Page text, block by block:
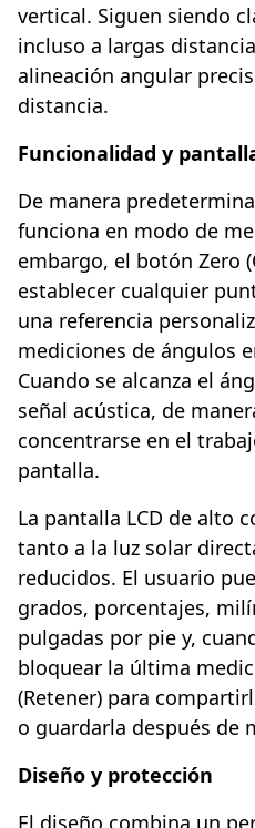
vertical. Siguen siendo
incluso a largas
alineación angular
distancia.
Funcionalidad y
De manera
funciona en modo de
embargo, el botón Zero
establecer cualquier
una referencia
mediciones de ángulos
Cuando se alcanza el
señal acústica, de
concentrarse en el
pantalla.
La pantalla LCD de alto
tanto a la luz solar
reducidos. El usuario
grados, porcentajes,
pulgadas por pie y,
bloquear la última
(Retener) para
o guardarla después de
Diseño y protección
El diseño combina un